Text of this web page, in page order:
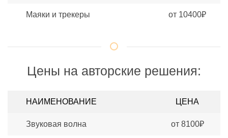
Маяки и трекеры от 10400₽
Цены на авторские решения:
НАИМЕНОВАНИЕ ЦЕНА
Звуковая волна от 8100₽